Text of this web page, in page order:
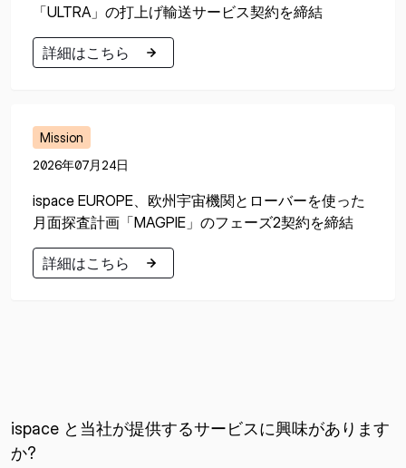
「ULTRA」の打上げ輸送サービス契約を締結
詳細はこちら
Mission
2026年07月24日
ispace EUROPE、欧州宇宙機関とローバーを使った
月面探査計画「MAGPIE」のフェーズ2契約を締結
詳細はこちら
ispace と当社が提供するサービスに興味があります
か?